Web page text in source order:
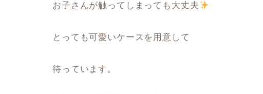
お子さんが触ってしまっても大丈夫
とっても可愛いケースを用意して
待っています。